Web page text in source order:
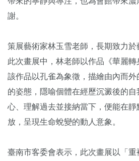
謝。
策展藝術家林玉雪老師，長期致力於
此次畫展中，林老師以作品《華麗轉
該作品以孔雀為象徵，描繪由內而
的姿態，隱喻個體在經歷沉澱後的
心、理解過去並接納當下，便能在
放，呈現生命蛻變的動人意象。
臺南市客委會表示，此次畫展以「